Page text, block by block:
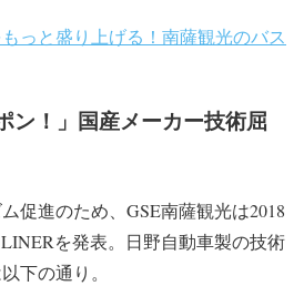
っと盛り上げる！南薩観光のバス
ン！」国産メーカー技術屈
促進のため、GSE南薩観光は2018
を発表。日野自動車製の技術
下の通り。